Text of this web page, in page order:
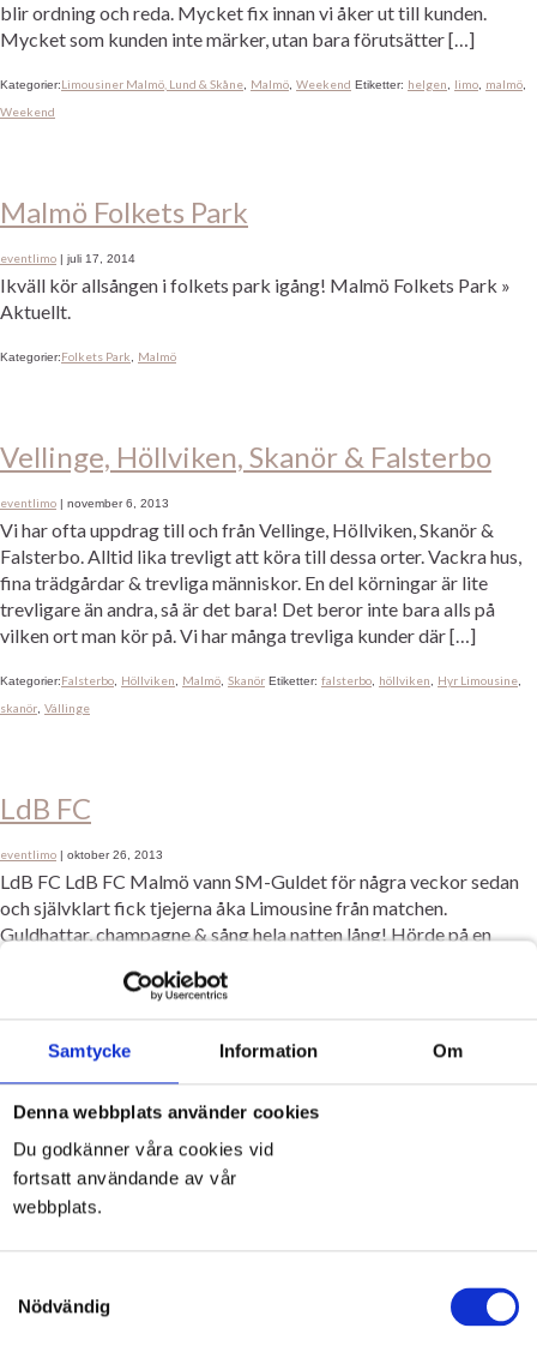
Samtycke Information Om
Denna webbplats använder cookies
Du godkänner våra cookies vid
fortsatt användande av vår
webbplats.
Nödvändig
blir ordning och reda. Mycket fix innan vi åker ut till kunden.
Mycket som kunden inte märker, utan bara förutsätter […]
Kategorier:Limousiner Malmö, Lund & Skåne Malmö Weekend Etiketter: helgen limo malmö
Weekend
Malmö Folkets Park
eventlimo | juli 17, 2014
Ikväll kör allsången i folkets park igång! Malmö Folkets Park »
Aktuellt.
Kategorier:Folkets Park Malmö
Vellinge, Höllviken, Skanör & Falsterbo
eventlimo | november 6, 2013
Vi har ofta uppdrag till och från Vellinge, Höllviken, Skanör &
Falsterbo. Alltid lika trevligt att köra till dessa orter. Vackra hus,
fina trädgårdar & trevliga människor. En del körningar är lite
trevligare än andra, så är det bara! Det beror inte bara alls på
vilken ort man kör på. Vi har många trevliga kunder där […]
Kategorier:Falsterbo Höllviken Malmö Skanör Etiketter: falsterbo höllviken Hyr Limousine
skanör Vällinge
LdB FC
eventlimo | oktober 26, 2013
LdB FC LdB FC Malmö vann SM-Guldet för några veckor sedan
och självklart fick tjejerna åka Limousine från matchen.
Guldhattar, champagne & sång hela natten lång! Hörde på en
dom har firat vinsten, och hon svarade -Vi har åkt den rosa
limousinen! […]
Kategorier:Ldb,Malmö ,Ldb,LdB FC,Tjejfotboll
Malmö-Kastrup airport
eventlimo |oktober 5, 2013
airport tur. Helt rätt att ta en limo till flygplatsen och börja
semestern på ett fantastiskt sätt! Nu Ska Limon göras i ordning
för ett bröllop, men först lite vila! Dagen är lång så det gäller att